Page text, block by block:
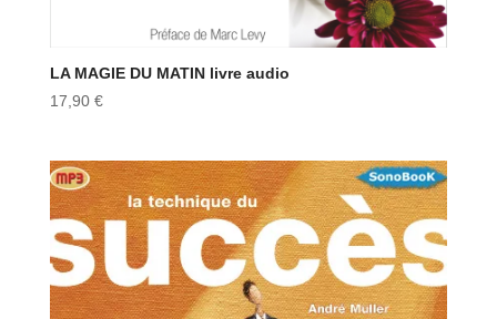
LA MAGIE DU MATIN livre audio
17,90 €